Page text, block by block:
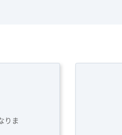
りま